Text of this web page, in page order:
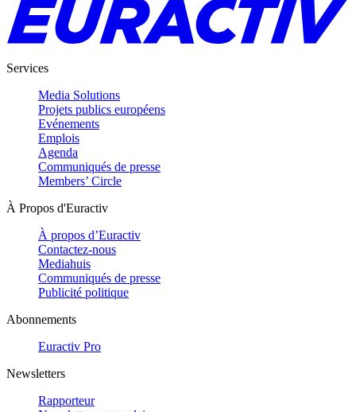
Services
Media Solutions
Projets publics européens
Evénements
Emplois
Agenda
Communiqués de presse
Members’ Circle
À Propos d'Euractiv
À propos d’Euractiv
Contactez-nous
Mediahuis
Communiqués de presse
Publicité politique
Abonnements
Euractiv Pro
Newsletters
Rapporteur